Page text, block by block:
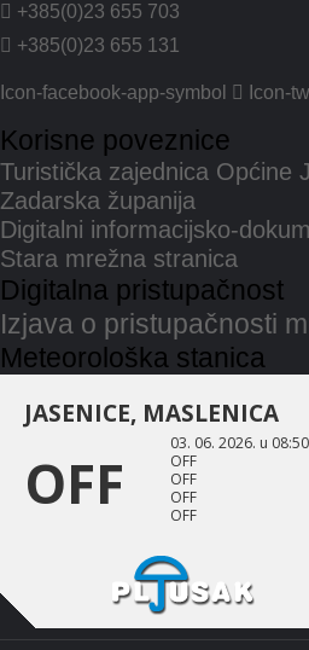
+385(0)23 655 703
+385(0)23 655 131
Icon-facebook-app-symbol Icon-
Korisne poveznice
Turistička zajednica Općine
Zadarska županija
Digitalni informacijsko-
Stara mrežna stranica
Digitalna pristupačnost
Izjava o pristupačnosti
Meteorološka stanica